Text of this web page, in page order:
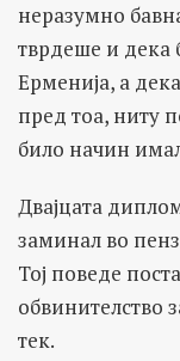
неразумно
тврдеше и дека
Ерменија, а
пред тоа, ниту
било начин
Двајцата
заминал во
Тој поведе
обвинителство
тек.